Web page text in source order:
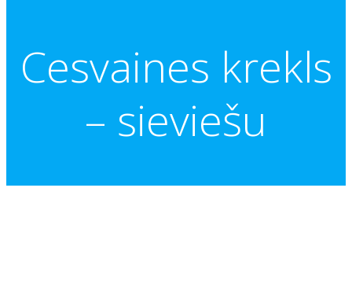
Cesvaines krekls
– sieviešu